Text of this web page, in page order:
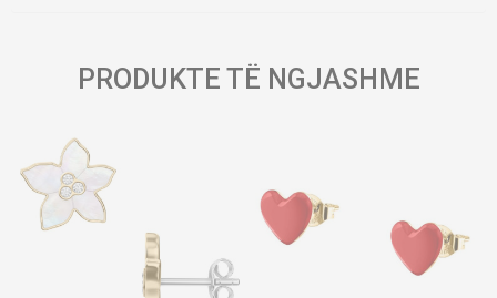
PRODUKTE TË NGJASHME